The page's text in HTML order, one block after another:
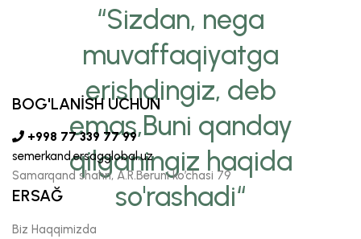
“Sizdan, nega
muvaffaqiyatga
erishdingiz, deb
emas,Buni qanday
qilganingiz haqida
so'rashadi“
BOG'LANİSH UCHUN
+998 77 339 77 99
semerkand.ersagglobal.uz
Samarqand shahri, A.R.Beruni ko’chasi 79
ERSAĞ
Biz Haqqimizda